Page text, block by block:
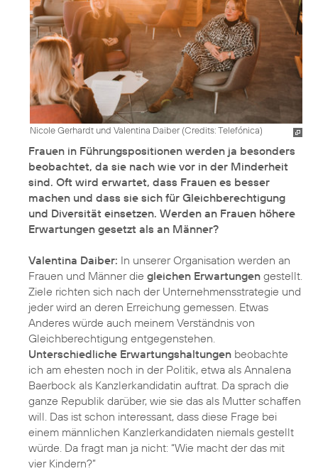
Nicole Gerhardt und Valentina Daiber (Credits: Telefónica)
Frauen in Führungspositionen werden ja besonders
beobachtet, da sie nach wie vor in der Minderheit
sind. Oft wird erwartet, dass Frauen es besser
machen und dass sie sich für Gleichberechtigung
und Diversität einsetzen. Werden an Frauen höhere
Erwartungen gesetzt als an Männer?
Valentina Daiber: In unserer Organisation werden an
Frauen und Männer die gleichen Erwartungen gestellt.
Ziele richten sich nach der Unternehmensstrategie und
jeder wird an deren Erreichung gemessen. Etwas
Anderes würde auch meinem Verständnis von
Gleichberechtigung entgegenstehen.
Unterschiedliche Erwartungshaltungen beobachte
ich am ehesten noch in der Politik, etwa als Annalena
Baerbock als Kanzlerkandidatin auftrat. Da sprach die
ganze Republik darüber, wie sie das als Mutter schaffen
will. Das ist schon interessant, dass diese Frage bei
einem männlichen Kanzlerkandidaten niemals gestellt
würde. Da fragt man ja nicht: “Wie macht der das mit
vier Kindern?”